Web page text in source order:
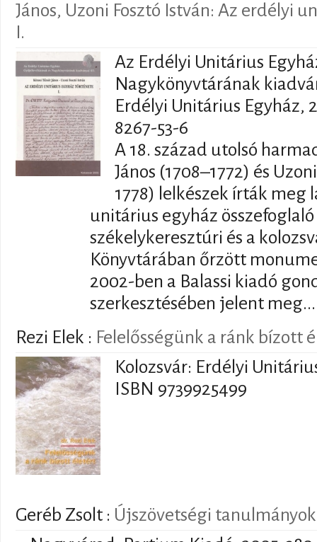
János, Uzoni Fosztó István: Az erdélyi
I.
Az Erdélyi Unitárius
Nagykönyvtárának
Erdélyi Unitárius Egyház,
8267-53-6
A 18. század utolsó
János (1708–1772) és
1778) lelkészek írták meg
unitárius egyház
székelykeresztúri és a
Könyvtárában őrzött
2002-ben a Balassi kiadó
szerkesztésében jelent meg...
Rezi Elek : Felelősségünk a ránk bízott
Kolozsvár: Erdélyi
ISBN 9739925499
Geréb Zsolt : Újszövetségi tanulmányok